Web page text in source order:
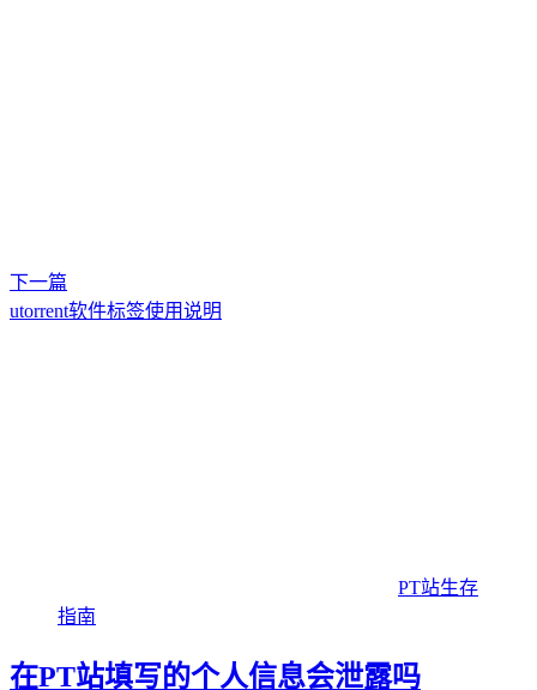
下一篇
utorrent软件标签使用说明
PT站生存
指南
在PT站填写的个人信息会泄露吗